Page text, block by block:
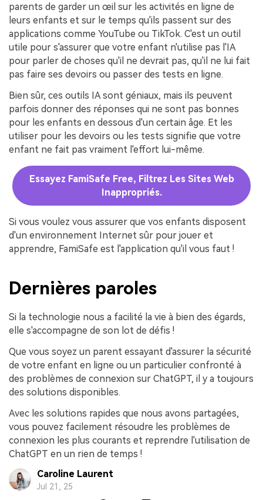
parents de garder un œil sur les activités en ligne de
leurs enfants et sur le temps qu'ils passent sur des
applications comme YouTube ou TikTok. C'est un outil
utile pour s'assurer que votre enfant n'utilise pas l'IA
pour parler de choses qu'il ne devrait pas, qu'il ne lui fait
pas faire ses devoirs ou passer des tests en ligne.
Bien sûr, ces outils IA sont géniaux, mais ils peuvent
parfois donner des réponses qui ne sont pas bonnes
pour les enfants en dessous d'un certain âge. Et les
utiliser pour les devoirs ou les tests signifie que votre
enfant ne fait pas vraiment l'effort lui-même.
Essayez FamiSafe Free, Filtrez Les Sites Web
Inappropriés.
Si vous voulez vous assurer que vos enfants disposent
d'un environnement Internet sûr pour jouer et
apprendre, FamiSafe est l'application qu'il vous faut !
Dernières paroles
Si la technologie nous a facilité la vie à bien des égards,
elle s'accompagne de son lot de défis !
Que vous soyez un parent essayant d'assurer la sécurité
de votre enfant en ligne ou un particulier confronté à
des problèmes de connexion sur ChatGPT, il y a toujours
des solutions disponibles.
Avec les solutions rapides que nous avons partagées,
vous pouvez facilement résoudre les problèmes de
connexion les plus courants et reprendre l'utilisation de
ChatGPT en un rien de temps !
Caroline Laurent
Jul 21, 25